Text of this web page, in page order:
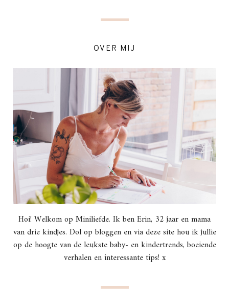
OVER MIJ
Hoi! Welkom op Miniliefde. Ik ben Erin, 32 jaar en mama
van drie kindjes. Dol op bloggen en via deze site hou ik jullie
op de hoogte van de leukste baby- en kindertrends, boeiende
verhalen en interessante tips! x